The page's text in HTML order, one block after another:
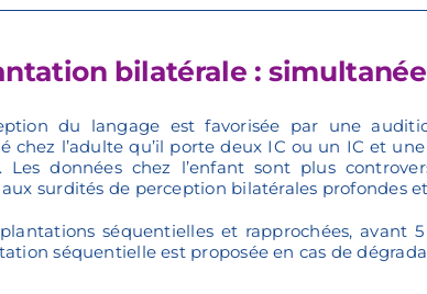
bilatérale :
du langage est favorisée par une
chez l’adulte qu’il porte deux IC ou un IC et
Les données chez l’enfant sont plus
aux surdités de perception bilatérales profondes
séquentielles et rapprochées, avant
séquentielle est proposée en cas de